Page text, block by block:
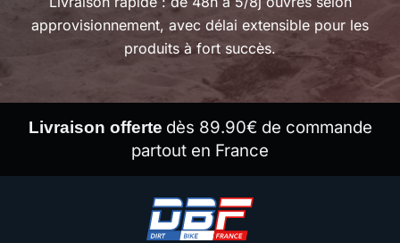
approvisionnement, avec délai extensible pour les
produits à fort succès.
Livraison offerte dès 89.90€ de commande
partout en France